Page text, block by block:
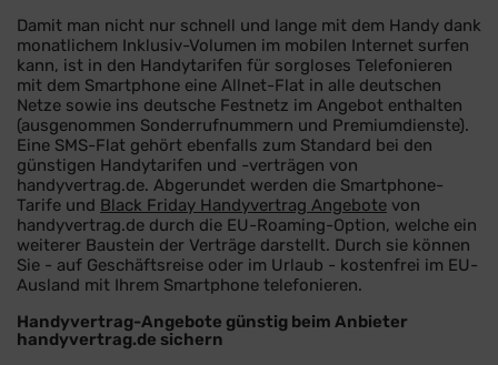
Damit man nicht nur schnell und lange mit dem Handy dank
monatlichem Inklusiv-Volumen im mobilen Internet surfen
kann, ist in den Handytarifen für sorgloses Telefonieren
mit dem Smartphone eine Allnet-Flat in alle deutschen
Netze sowie ins deutsche Festnetz im Angebot enthalten
(ausgenommen Sonderrufnummern und Premiumdienste).
Eine SMS-Flat gehört ebenfalls zum Standard bei den
günstigen Handytarifen und -verträgen von
handyvertrag.de. Abgerundet werden die Smartphone-
Tarife und Black Friday Handyvertrag Angebote von
handyvertrag.de durch die EU-Roaming-Option, welche ein
weiterer Baustein der Verträge darstellt. Durch sie können
Sie - auf Geschäftsreise oder im Urlaub - kostenfrei im EU-
Ausland mit Ihrem Smartphone telefonieren.
Handyvertrag-Angebote günstig beim Anbieter
handyvertrag.de sichern